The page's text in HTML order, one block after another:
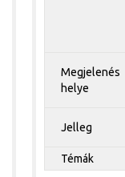
Megjelenés
helye
Jelleg
Témák